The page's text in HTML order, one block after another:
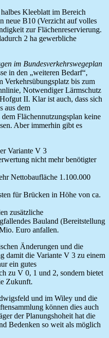
Kleeblatt im Bereich
neue B10 (Verzicht auf volles
zur Flächenreservierung.
2 ha gewerbliche
im Bundesverkehrswegeplan
in den „weiteren Bedarf“,
Verkehrsübungsplatz bis zum
Notwendiger Lärmschutz
II. Klar ist auch, dass sich
aus dem
Flächennutzungsplan keine
Aber immerhin gibt es
Variante V 3
nicht mehr benötigter
Nettobaufläche 1.100.000
für Brücken in Höhe von ca.
zusätzliche
Bauland (Bereitstellung
Euro anfallen.
Änderungen und die
damit die Variante V 3 zu einem
ein gutes
zu V 0, 1 und 2, sondern bietet
Zukunft.
und im Wiley und die
können dies auch
der Planungshoheit hat die
Bedenken so weit als möglich